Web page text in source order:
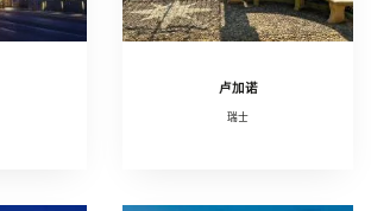
卢加诺
瑞士